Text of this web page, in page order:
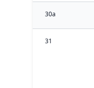
30a
31